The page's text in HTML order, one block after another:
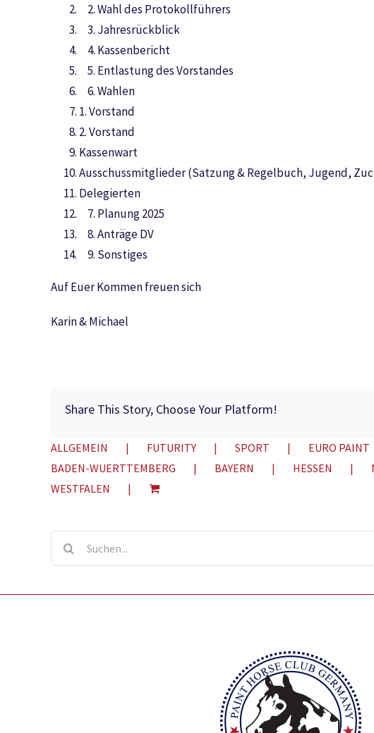
2. Wahl des Protokollführers
3. Jahresrückblick
4. Kassenbericht
5. Entlastung des Vorstandes
6. Wahlen
1. Vorstand
2. Vorstand
Kassenwart
Ausschussmitglieder (Satzung & Regelbuch, Jugend,
Delegierten
7. Planung 2025
8. Anträge DV
9. Sonstiges
Auf Euer Kommen freuen sich
Karin & Michael
Share This Story, Choose Your Platform!
ALLGEMEIN FUTURITY SPORT EURO PAINT
BADEN-WUERTTEMBERG
BAYERN HESSEN
WESTFALEN
Suche
nach: